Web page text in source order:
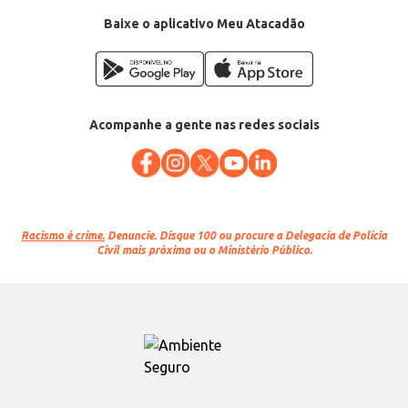
Baixe o aplicativo Meu Atacadão
Acompanhe a gente nas redes sociais
Racismo é crime. Denuncie. Disque 100 ou procure a Delegacia de Polícia
Civil mais próxima ou o Ministério Público.